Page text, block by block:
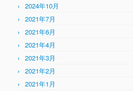
2024年10月
2021年7月
2021年6月
2021年4月
2021年3月
2021年2月
2021年1月